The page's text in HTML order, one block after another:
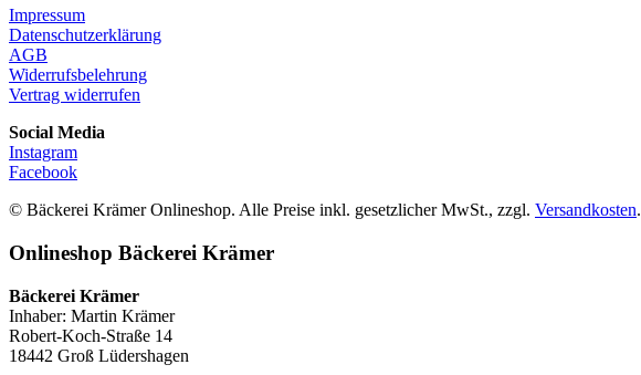
Impressum
Datenschutzerklärung
AGB
Widerrufsbelehrung
Vertrag widerrufen
Social Media
Instagram
Facebook
© Bäckerei Krämer Onlineshop. Alle Preise inkl. gesetzlicher MwSt., zzgl. Versandkosten.
Onlineshop Bäckerei Krämer
Bäckerei Krämer
Inhaber: Martin Krämer
Robert-Koch-Straße 14
18442 Groß Lüdershagen